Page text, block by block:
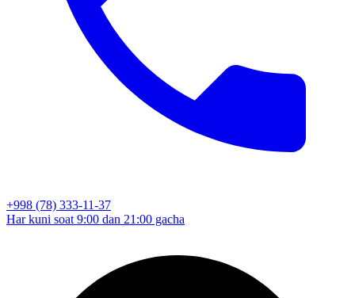
+998 (78) 333-11-37
Har kuni soat 9:00 dan 21:00 gacha